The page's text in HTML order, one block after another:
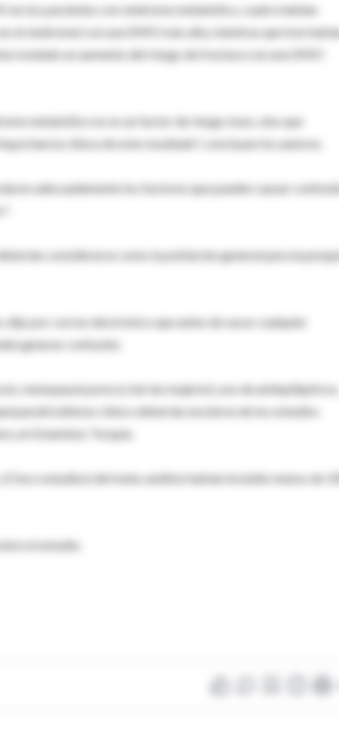
en los pacientes con síndrome metabólico, cuatro habían
el síndrome) con una DMO más alta, mientras que tres
revelado un aumento del riesgo de fractura con una DMO
metabólico no es un factor de riesgo óseo, sino que
clínica de este resultado", concluyen los autores.
adecuadamente los factores que pueden causar
considerarse como la población general para la
por correo electrónico que antes de sacar cualquier
generar confusión.
menopausia precoz (en las mujeres), uso de antiepilépticos,
clínico deberían excluirse de los estudios
en Estambul, Turquía.
estudios) del meta-análisis habían incluido menos de
el estudio.